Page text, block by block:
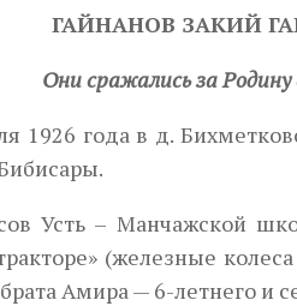
ГАЙНАНОВ ЗАКИЙ
Они сражались за Родину
1926 года в д.
Усть – Манчажской
(железные
Амира — 6-летнего и